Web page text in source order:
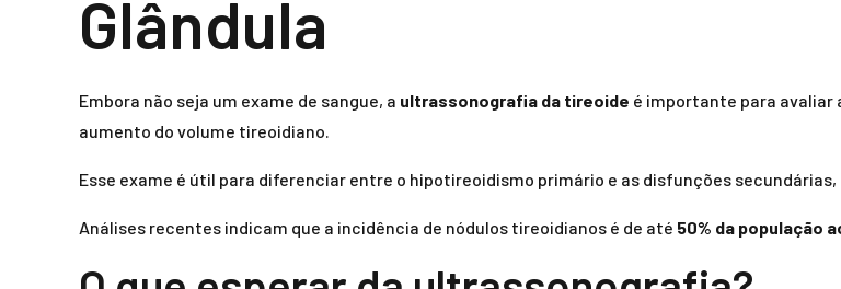
Glândula
Embora não seja um exame de sangue, a ultrassonografia da tireoide é importante para avaliar
aumento do volume tireoidiano.
Esse exame é útil para diferenciar entre o hipotireoidismo primário e as disfunções
Análises recentes indicam que a incidência de nódulos tireoidianos é de até 50% da população